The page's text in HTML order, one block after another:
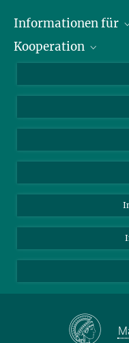
Informationen für
Journalisten
Kooperation
Max-Planck-
Beutenberg Campus